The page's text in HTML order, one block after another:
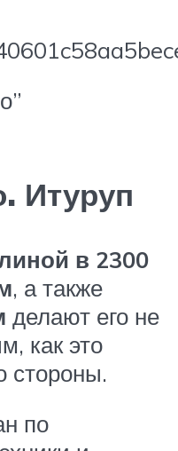
Итуруп
в 2300
, а также
делают его не
как это
стороны.
по